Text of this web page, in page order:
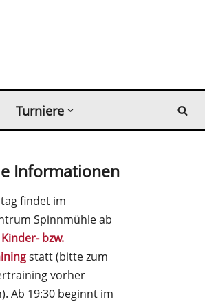
Turniere
Informationen
findet im
Spinnmühle ab
Kinder- bzw.
statt (bitte zum
vorher
Ab 19:30 beginnt im